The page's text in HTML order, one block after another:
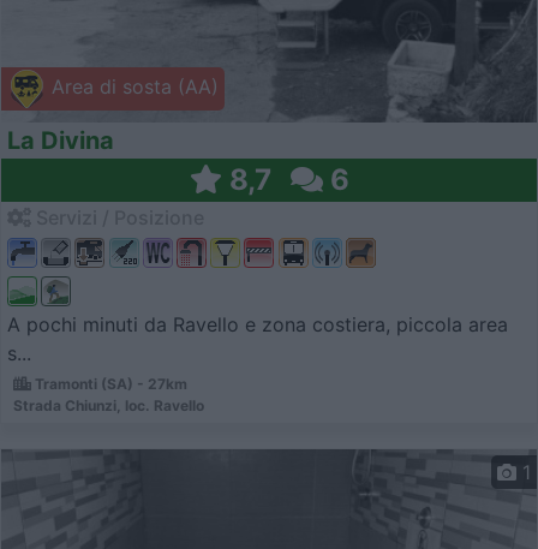
Area di sosta (AA)
La Divina
8,7 6
A pochi minuti da Ravello e zona costiera, piccola area
s...
Tramonti (SA) - 27km
Strada Chiunzi, loc. Ravello
1